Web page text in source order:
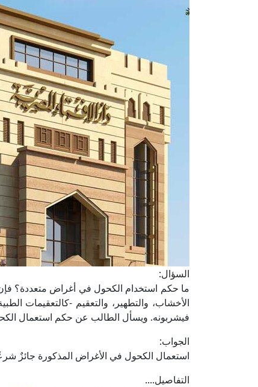
السؤال:
ما حكم استخدام الكحول في أغراض متعددة؟
الأخشاب، والتطهير، والتعقيم -كالتعقيمات
فيشربونه. ويسأل الطالب عن حكم استعمال
الجواب:
استعمال الكحول في الأغراض المذكورة جائزٌ
التفاصيل....